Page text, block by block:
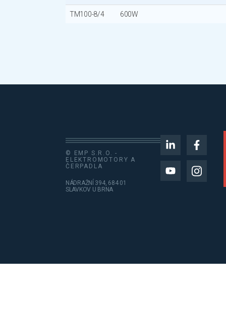
TM100-8/4 600W
© EMP S.R.O. -
ELEKTROMOTORY A
ČERPADLA
NÁDRAŽNÍ 394, 684 01
SLAVKOV U BRNA